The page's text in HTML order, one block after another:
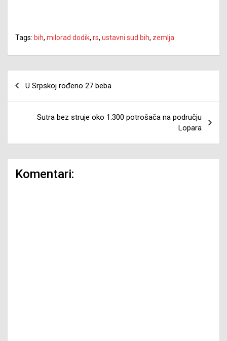
Tags: bih, milorad dodik, rs, ustavni sud bih, zemlja
članaka
U Srpskoj rođeno 27 beba
Sutra bez struje oko 1.300 potrošača na području
Lopara
Komentari: